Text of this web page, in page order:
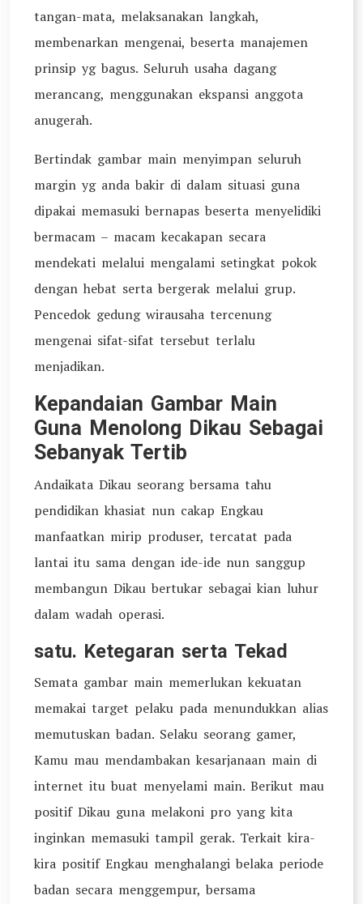
tangan-mata, melaksanakan langkah,
membenarkan mengenai, beserta manajemen
prinsip yg bagus. Seluruh usaha dagang
merancang, menggunakan ekspansi anggota
anugerah.
Bertindak gambar main menyimpan seluruh
margin yg anda bakir di dalam situasi guna
dipakai memasuki bernapas beserta menyelidiki
bermacam – macam kecakapan secara
mendekati melalui mengalami setingkat pokok
dengan hebat serta bergerak melalui grup.
Pencedok gedung wirausaha tercenung
mengenai sifat-sifat tersebut terlalu
menjadikan.
Kepandaian Gambar Main
Guna Menolong Dikau Sebagai
Sebanyak Tertib
Andaikata Dikau seorang bersama tahu
pendidikan khasiat nun cakap Engkau
manfaatkan mirip produser, tercatat pada
lantai itu sama dengan ide-ide nun sanggup
membangun Dikau bertukar sebagai kian luhur
dalam wadah operasi.
satu. Ketegaran serta Tekad
Semata gambar main memerlukan kekuatan
memakai target pelaku pada menundukkan alias
memutuskan badan. Selaku seorang gamer,
Kamu mau mendambakan kesarjanaan main di
internet itu buat menyelami main. Berikut mau
positif Dikau guna melakoni pro yang kita
inginkan memasuki tampil gerak. Terkait kira-
kira positif Engkau menghalangi belaka periode
badan secara menggempur, bersama